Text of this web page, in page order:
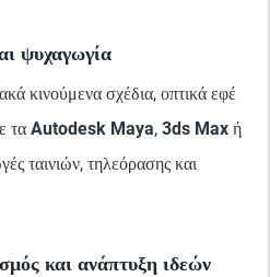
ψυχαγωγία
κινούμενα σχέδια, οπτικά εφέ
τα Autodesk Maya, 3ds Max ή
ταινιών, τηλεόρασης και
και ανάπτυξη ιδεών